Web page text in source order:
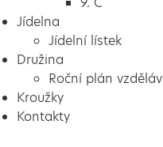
Jídelna
Jídelní lístek
Družina
Roční plán
Kroužky
Kontakty